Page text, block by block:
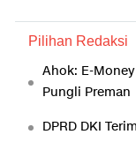
Pilihan Redaksi
Ahok: E-
Pungli Preman
DPRD DKI